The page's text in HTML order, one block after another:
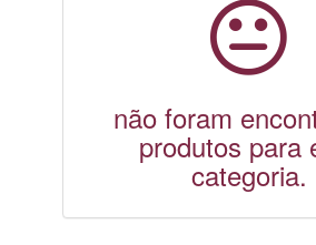
não foram
produtos para
categoria.